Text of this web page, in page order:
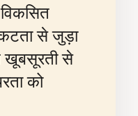
से जुड़ा
खूबसूरती से
को